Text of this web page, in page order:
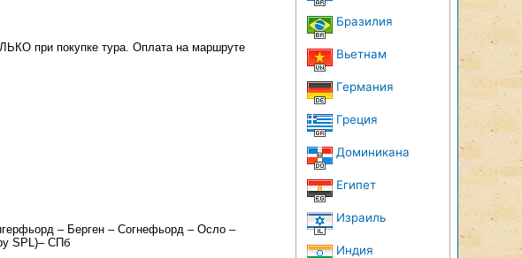
при покупке тура. Оплата на маршруте
– Берген – Согнефьорд – Осло –
SPL)– СПб
Бразилия
Вьетнам
Германия
Греция
Доминикана
Египет
Израиль
Индия